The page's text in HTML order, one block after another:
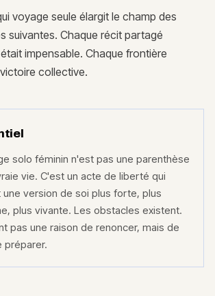
voyage seule élargit le champ des
suivantes. Chaque récit partagé
impensable. Chaque frontière
collective.
solo féminin n'est pas une parenthèse
vie. C'est un acte de liberté qui
une version de soi plus forte, plus
plus vivante. Les obstacles existent.
pas une raison de renoncer, mais de
préparer.